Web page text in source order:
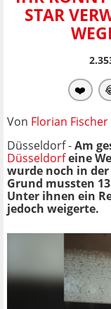
STAR
❤️
Von Florian Fischer
Düsseldorf -Am
Düsseldorfeine
wurde noch in
Grund mussten
Unter ihnen ein
jedoch weigerte.